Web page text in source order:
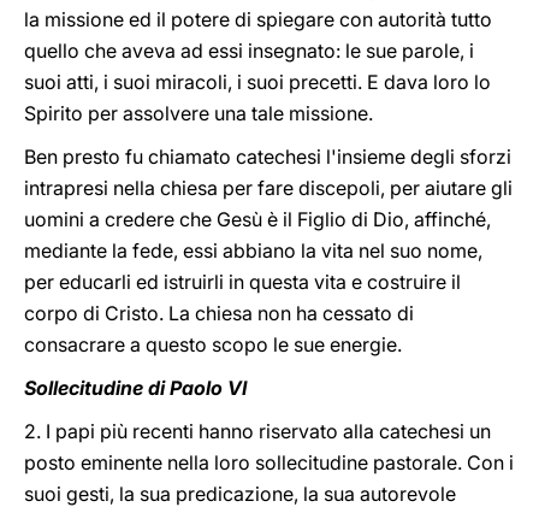
la missione ed il potere di spiegare con autorità tutto
quello che aveva ad essi insegnato: le sue parole, i
suoi atti, i suoi miracoli, i suoi precetti. E dava loro lo
Spirito per assolvere una tale missione.
Ben presto fu chiamato catechesi l'insieme degli sforzi
intrapresi nella chiesa per fare discepoli, per aiutare gli
uomini a credere che Gesù è il Figlio di Dio, affinché,
mediante la fede, essi abbiano la vita nel suo nome,
per educarli ed istruirli in questa vita e costruire il
corpo di Cristo. La chiesa non ha cessato di
consacrare a questo scopo le sue energie.
Sollecitudine di Paolo VI
2. I papi più recenti hanno riservato alla catechesi un
posto eminente nella loro sollecitudine pastorale. Con i
suoi gesti, la sua predicazione, la sua autorevole